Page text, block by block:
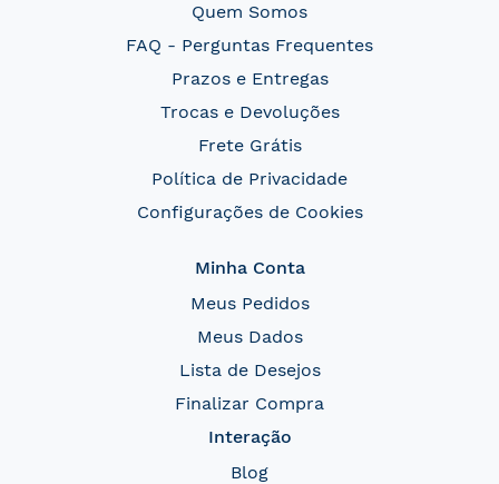
Quem Somos
FAQ - Perguntas Frequentes
Prazos e Entregas
Trocas e Devoluções
Frete Grátis
Política de Privacidade
Configurações de Cookies
Minha Conta
Meus Pedidos
Meus Dados
Lista de Desejos
Finalizar Compra
Interação
Blog